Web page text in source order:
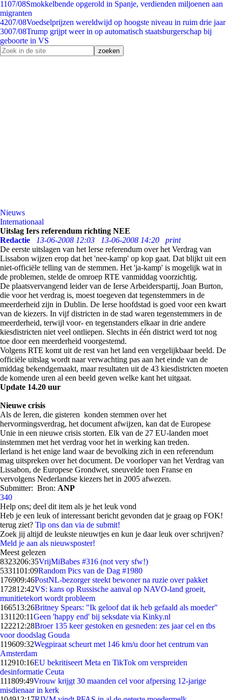
1107/08Smokkelbende opgerold in Spanje, verdienden miljoenen aan
migranten
4207/08Voedselprijzen wereldwijd op hoogste niveau in ruim drie jaar
3007/08Trump grijpt weer in op automatisch staatsburgerschap bij
geboorte in VS
Nieuws
Internationaal
Uitslag Iers referendum richting NEE
Redactie
13-06-2008 12:03 13-06-2008 14:20
print
De eerste uitslagen van het Ierse referendum over het Verdrag van
Lissabon wijzen erop dat het 'nee-kamp' op kop gaat. Dat blijkt uit een
niet-officiële telling van de stemmen. Het 'ja-kamp' is mogelijk wat in
de problemen, stelde de omroep RTE vanmiddag voorzichtig.
De plaatsvervangend leider van de Ierse Arbeiderspartij, Joan Burton,
die voor het verdrag is, moest toegeven dat tegenstemmers in de
meerderheid zijn in Dublin. De Ierse hoofdstad is goed voor een kwart
van de kiezers. In vijf districten in de stad waren tegenstemmers in de
meerderheid, terwijl voor- en tegenstanders elkaar in drie andere
kiesdistricten niet veel ontliepen. Slechts in één district werd tot nog
toe door een meerderheid voorgestemd.
Volgens RTE komt uit de rest van het land een vergelijkbaar beeld. De
officiële uitslag wordt naar verwachting pas aan het einde van de
middag bekendgemaakt, maar resultaten uit de 43 kiesdistricten moeten
de komende uren al een beeld geven welke kant het uitgaat.
Update 14.20 uur
Nieuwe crisis
Als de Ieren, die gisteren konden stemmen over het
hervormingsverdrag, het document afwijzen, kan dat de Europese
Unie in een nieuwe crisis storten. Elk van de 27 EU-landen moet
instemmen met het verdrag voor het in werking kan treden.
Ierland is het enige land waar de bevolking zich in een referendum
mag uitspreken over het document. De voorloper van het Verdrag van
Lissabon, de Europese Grondwet, sneuvelde toen Franse en
vervolgens Nederlandse kiezers het in 2005 afwezen.
Submitter: Bron: ANP
340
Help ons; deel dit item als je het leuk vond
Heb je een leuk of interessant bericht gevonden dat je graag op FOK!
terug ziet? Tip ons dan via de submit!
Zoek jij altijd de leukste nieuwtjes en kun je daar leuk over schrijven?
Meld je aan als nieuwsposter!
Meest gelezen
8323206:35VrijMiBabes #316 (not very sfw!)
5331101:09Random Pics van de Dag #1980
176909:46PostNL-bezorger steekt bewoner na ruzie over pakket
172812:42VS: kans op Russische aanval op NAVO-land groeit,
munitietekort wordt probleem
166513:26Britney Spears: "Ik geloof dat ik heb gefaald als moeder"
1311 20:11Geen 'happy end' bij seksdate via Kinky.nl
122212:28Broer 135 keer gestoken en gesneden: zes jaar cel en tbs
voor doodslag Gouda
119609:32Wegpiraat scheurt met 146 km/u door het centrum van
Amsterdam
112910:16EU bekritiseert Meta en TikTok om verspreiden
desinformatie Ceuta
111809:49Vrouw krijgt 30 maanden cel voor afpersing 12-jarige
misdienaar in kerk